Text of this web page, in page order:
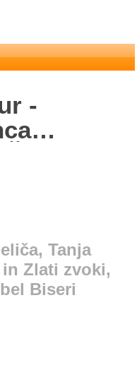
-
Zlati
Tanja
Zlati zvoki,
Biseri